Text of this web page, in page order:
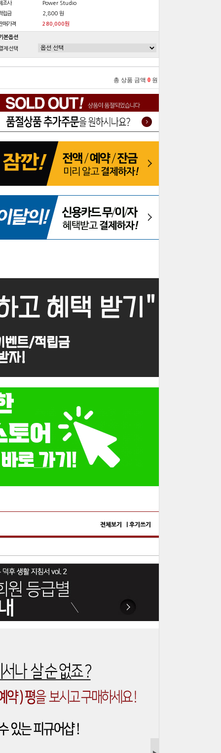
조사
Power Studio
립금
2,800 원
매가격
280,000원
본옵션
제선택
총 상품 금액 0 원
전체보기 | 후기쓰기